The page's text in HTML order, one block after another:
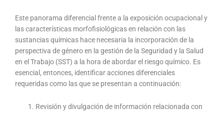
Este panorama diferencial frente a la exposición ocupacional y
las características morfofisiológicas en relación con las
sustancias químicas hace necesaria la incorporación de la
perspectiva de género en la gestión de la Seguridad y la Salud
en el Trabajo (SST) a la hora de abordar el riesgo químico. Es
esencial, entonces, identificar acciones diferenciales
requeridas como las que se presentan a continuación:
Revisión y divulgación de información relacionada con